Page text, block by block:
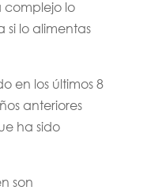
complejo lo
si lo alimentas
en los últimos 8
anteriores
ha sido
son